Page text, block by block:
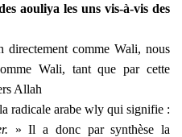
aouliya les uns vis-à-vis des
comme Wali, nous
Wali, tant que par cette
Allah
radicale arabe wly qui signifie :
» Il a donc par synthèse la